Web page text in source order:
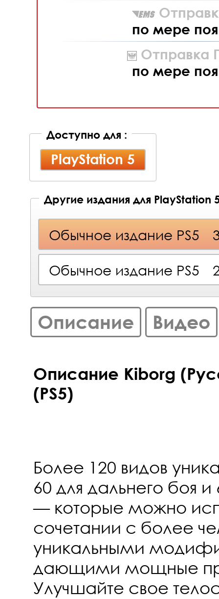
по мере
Отправка
по мере
Доступно для :
PlayStation 5
Другие издания для PlayStation
Обычное издание PS5
Обычное издание PS5
Описание Видео
Описание Kiborg
(PS5)
Более 120 видов
60 для дальнего боя
— которые можно
сочетании с более
уникальными
дающими мощные
Улучшайте свое